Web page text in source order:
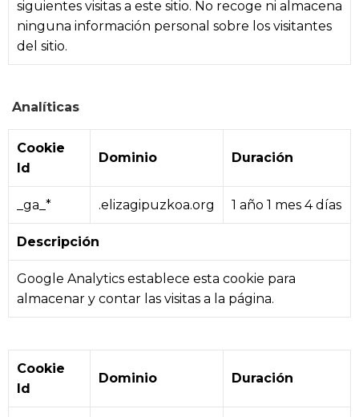
siguientes visitas a este sitio. No recoge ni almacena
ninguna información personal sobre los visitantes
del sitio.
Analíticas
Cookie
Id
Dominio Duración
_ga_* .elizagipuzkoa.org 1 año 1 mes 4 días
Descripción
Google Analytics establece esta cookie para
almacenar y contar las visitas a la página.
Cookie
Id
Dominio Duración